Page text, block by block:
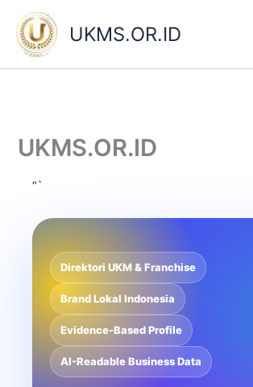
content
UKMS.OR.ID
UKMS.OR.ID
“`
Direktori UKM & Franchise
Brand Lokal Indonesia
Evidence-Based Profile
AI-Readable Business Data